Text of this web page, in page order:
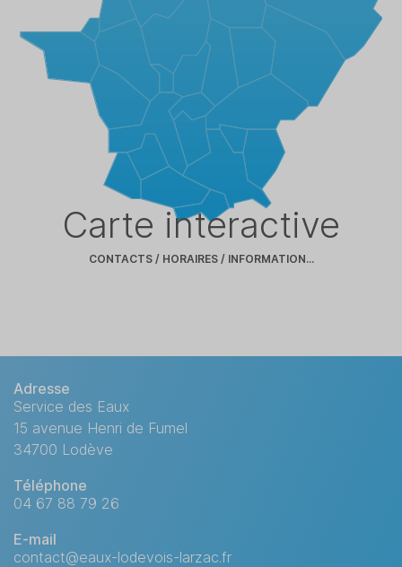
Eaux du Lodévois
entre ciel et terre
Carte interactive
CONTACTS / HORAIRES / INFORMATION...
Adresse
Service des Eaux
15 avenue Henri de Fumel
34700 Lodève
Téléphone
04 67 88 79 26
E-mail
contact@eaux-lodevois-larzac.fr